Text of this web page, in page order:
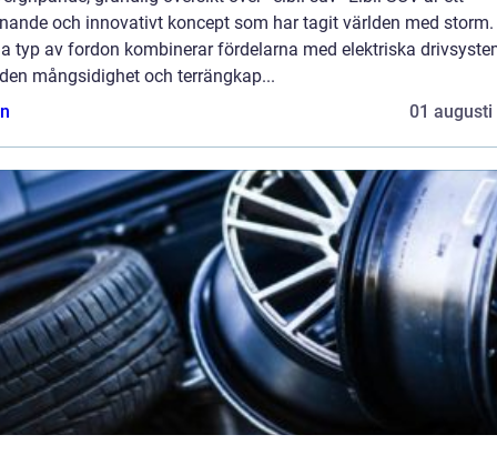
och innovativt koncept som har tagit världen med storm.
typ av fordon kombinerar fördelarna med elektriska
mångsidighet och terrängkap...
01 augusti